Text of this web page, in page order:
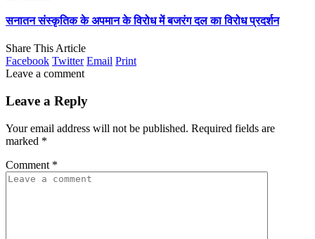
सनातन संस्कृतिक के अपमान के विरोध में बजरंग दल का विरोध प्रदर्शन
Share This Article
Facebook Twitter Email Print
Leave a comment
Leave a Reply
Your email address will not be published. Required fields are
marked *
Comment *